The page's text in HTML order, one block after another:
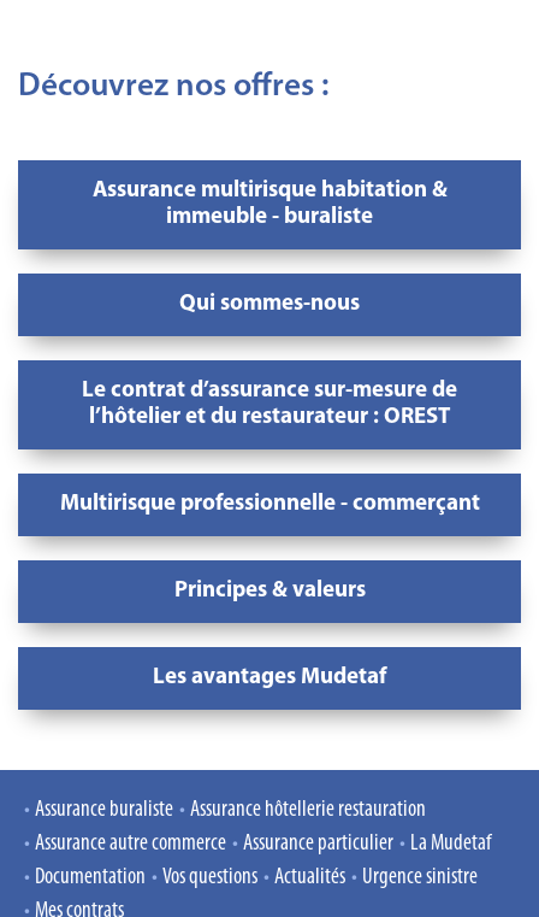
Découvrez nos offres :
Assurance multirisque habitation &
immeuble - buraliste
Qui sommes-nous
Le contrat d’assurance sur-mesure de
l’hôtelier et du restaurateur : OREST
Multirisque professionnelle - commerçant
Principes & valeurs
Les avantages Mudetaf
Assurance buraliste
Assurance hôtellerie restauration
Assurance autre commerce
Assurance particulier
La Mudetaf
Documentation
Vos questions Actualités
Urgence sinistre
Mes contrats